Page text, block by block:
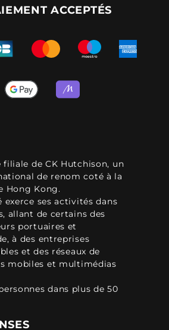
ACCEPTÉS
filiale de CK Hutchison, un
de renom coté à la
Hong Kong.
ses activités dans
allant de certains des
portuaires et
à des entreprises
et des réseaux de
mobiles et multimédias
dans plus de 50